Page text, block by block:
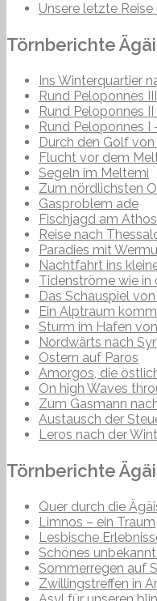
Unsere letzte
Törnberichte
Ins Winterquartier
Rund Peloponnes
Rund Peloponnes
Rund Peloponnes I
Durch den Golf
Flucht vor dem
Segeln im Meltemi
Zum nördlichsten
Gasproblem ade
Fischjagd am Athos
Reise nach
Paradies mit
Nachtfahrt ins
Tidenströme wie in
Das Schauspiel
Ein Alptraum
Sturm im Hafen
Nordwärts nach
Ostern auf Paros
Amorgos, die
On high Waves
Zum Gasmann
Austausch der
Leros nach der
Törnberichte
Quer durch die
Limnos – ein Traum
Lesbische
Schönes
Sommerregen auf
Zwillingstreffen in